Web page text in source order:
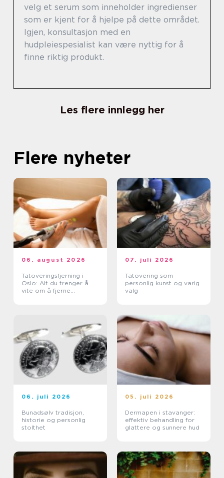
velg et serum som inneholder ingredienser
som er kjent for å hjelpe på dette området.
Igjen, konsultasjon med en
hudpleiespesialist kan være nyttig for å
finne riktig produkt.
Les flere innlegg her
Flere nyheter
06. august 2026
Tatoveringsfjerning i
Oslo: Alt du trenger å
vite om å fjerne
07. juli 2026
Tatovering som
personlig kunst og varig
valg
06. juli 2026
Bunadsølv tradisjon,
historie og personlig
stolthet
05. juli 2026
Dermapen i stavanger:
effektiv behandling for
glattere og sunnere hud